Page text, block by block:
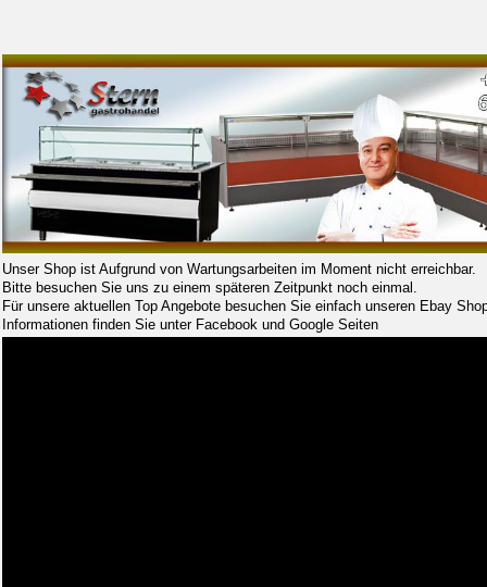
Unser Shop ist Aufgrund von Wartungsarbeiten im Moment nicht erreichbar.
Bitte besuchen Sie uns zu einem späteren Zeitpunkt noch einmal.
Für unsere aktuellen Top Angebote besuchen Sie einfach unseren Ebay
Informationen finden Sie unter Facebook und Google Seiten